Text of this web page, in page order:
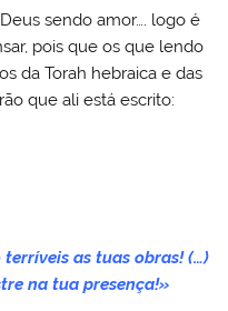
sendo amor…. logo é
pois que os que lendo
da Torah hebraica e das
que ali está escrito:
terríveis as tuas obras! (…)
na tua presença!»